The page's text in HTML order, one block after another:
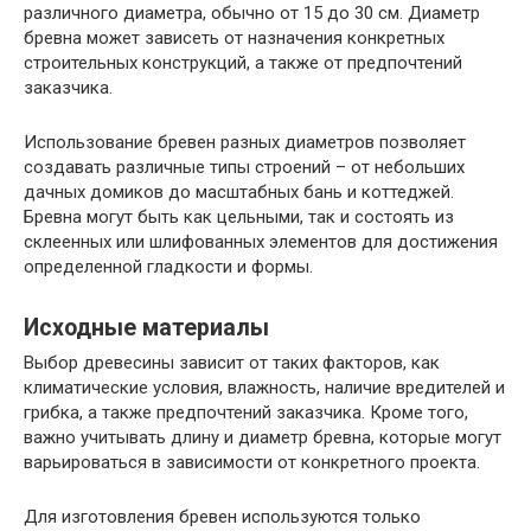
различного диаметра, обычно от 15 до 30 см. Диаметр
бревна может зависеть от назначения конкретных
строительных конструкций, а также от предпочтений
заказчика.
Использование бревен разных диаметров позволяет
создавать различные типы строений – от небольших
дачных домиков до масштабных бань и коттеджей.
Бревна могут быть как цельными, так и состоять из
склеенных или шлифованных элементов для достижения
определенной гладкости и формы.
Исходные материалы
Выбор древесины зависит от таких факторов, как
климатические условия, влажность, наличие вредителей и
грибка, а также предпочтений заказчика. Кроме того,
важно учитывать длину и диаметр бревна, которые могут
варьироваться в зависимости от конкретного проекта.
Для изготовления бревен используются только